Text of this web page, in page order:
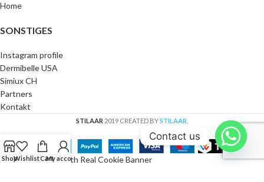
Home
SONSTIGES
Instagram profile
Dermibelle USA
Simiux CH
Partners
Kontakt
STILAAR 2019 CREATED BYSTILAAR
ShopWishlistCartMy account
Cookie Consent with Real Cookie Banner
Contact us